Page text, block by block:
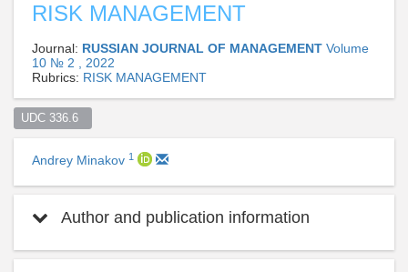
RISK MANAGEMENT
Journal: RUSSIAN JOURNAL OF MANAGEMENT Volume
10 № 2 , 2022
Rubrics: RISK MANAGEMENT
UDC 336.6
Andrey Minakov 1
Author and publication information